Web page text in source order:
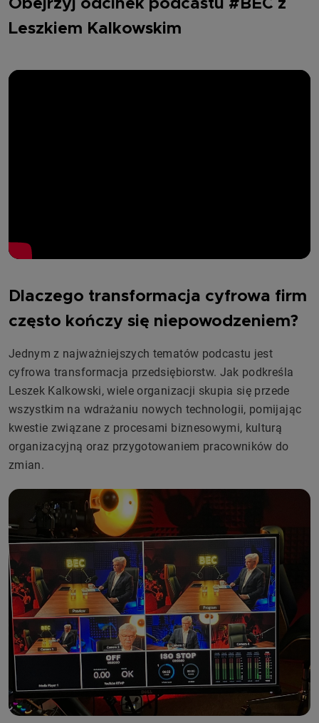
Obejrzyj odcinek podcastu #BEC z
Leszkiem Kalkowskim
Dlaczego transformacja cyfrowa firm
często kończy się niepowodzeniem?
Jednym z najważniejszych tematów podcastu jest
cyfrowa transformacja przedsiębiorstw. Jak podkreśla
Leszek Kalkowski, wiele organizacji skupia się przede
wszystkim na wdrażaniu nowych technologii, pomijając
kwestie związane z procesami biznesowymi, kulturą
organizacyjną oraz przygotowaniem pracowników do
zmian.